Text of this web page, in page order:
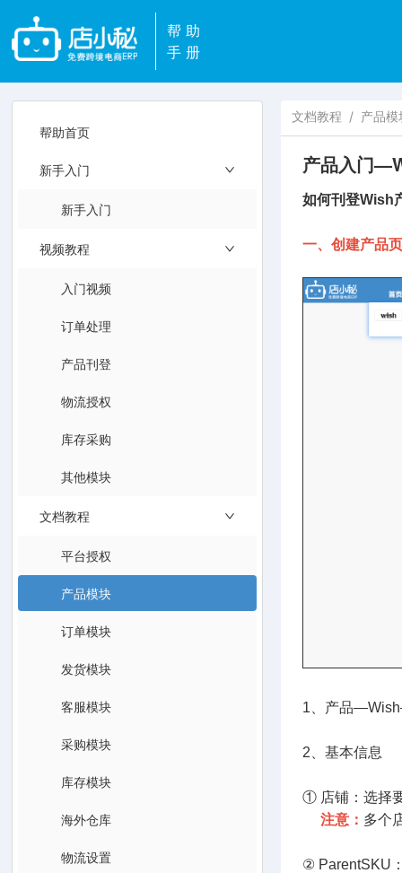
帮助
手册
帮助首页
新手入门
新手入门
视频教程
入门视频
订单处理
产品刊登
物流授权
库存采购
其他模块
文档教程
平台授权
产品模块
订单模块
发货模块
客服模块
采购模块
库存模块
海外仓库
物流设置
文档教程 / 产品模
产品入门
如何刊登Wish
一、创建产品
1、产品
2、基本信息
① 店铺：选择
注意： 多个
② ParentSKU